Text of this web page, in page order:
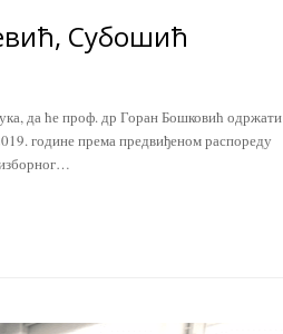
Субошић
да ће проф. др Горан Бошковић одржати
године према предвиђеном распореду